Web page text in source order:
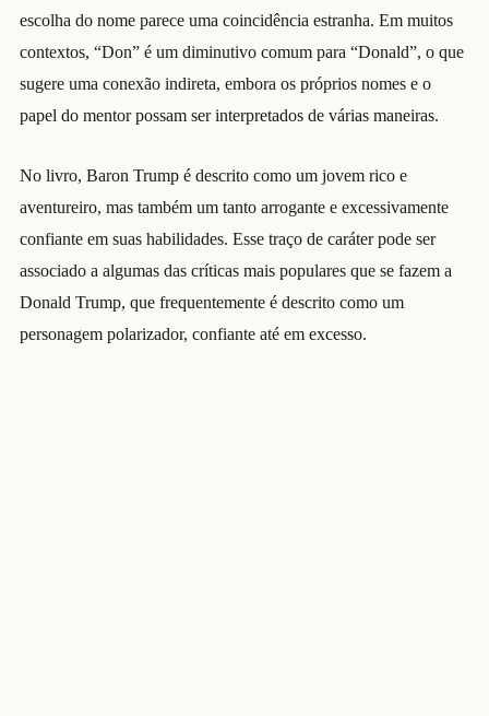
escolha do nome parece uma coincidência estranha. Em muitos
contextos, “Don” é um diminutivo comum para “Donald”, o que
sugere uma conexão indireta, embora os próprios nomes e o
papel do mentor possam ser interpretados de várias maneiras.
No livro, Baron Trump é descrito como um jovem rico e
aventureiro, mas também um tanto arrogante e excessivamente
confiante em suas habilidades. Esse traço de caráter pode ser
associado a algumas das críticas mais populares que se fazem a
Donald Trump, que frequentemente é descrito como um
personagem polarizador, confiante até em excesso.